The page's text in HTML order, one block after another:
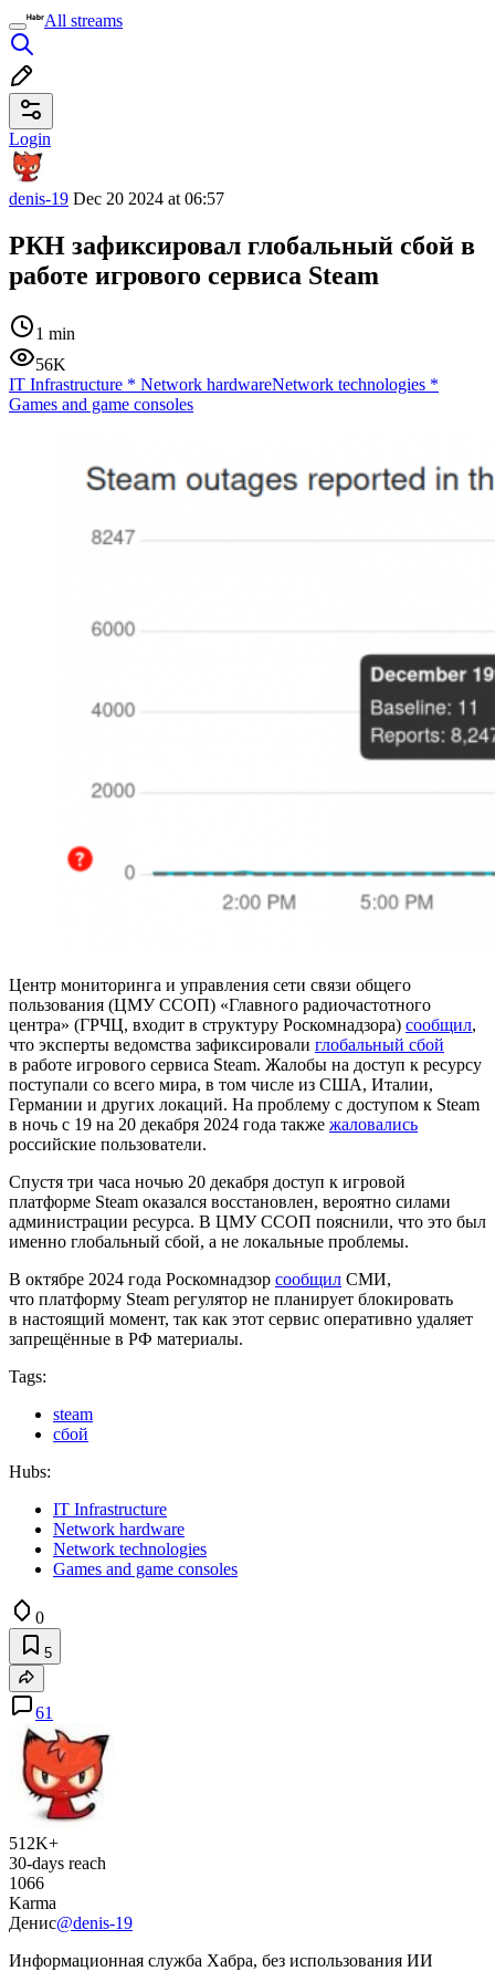
All streams
Login
denis-19 Dec 20 2024 at 06:57
РКН зафиксировал глобальный сбой в
работе игрового сервиса Steam
1 min
56K
IT Infrastructure * Network hardwareNetwork technologies *
Games and game consoles
Центр мониторинга и управления сети связи общего
пользования (ЦМУ ССОП) «Главного радиочастотного
центра» (ГРЧЦ, входит в структуру Роскомнадзора) сообщил,
что эксперты ведомства зафиксировали глобальный сбой
в работе игрового сервиса Steam. Жалобы на доступ к ресурсу
поступали со всего мира, в том числе из США, Италии,
Германии и других локаций. На проблему с доступом к Steam
в ночь с 19 на 20 декабря 2024 года также жаловались
российские пользователи.
Спустя три часа ночью 20 декабря доступ к игровой
платформе Steam оказался восстановлен, вероятно силами
администрации ресурса. В ЦМУ ССОП пояснили, что это был
именно глобальный сбой, а не локальные проблемы.
В октябре 2024 года Роскомнадзор сообщил СМИ,
что платформу Steam регулятор не планирует блокировать
в настоящий момент, так как этот сервис оперативно удаляет
запрещённые в РФ материалы.
Tags:
steam
сбой
Hubs:
IT Infrastructure
Network hardware
Network technologies
Games and game consoles
0
5
61
512K+
30-days reach
1066
Karma
Денис@denis-19
Информационная служба Хабра, без использования ИИ